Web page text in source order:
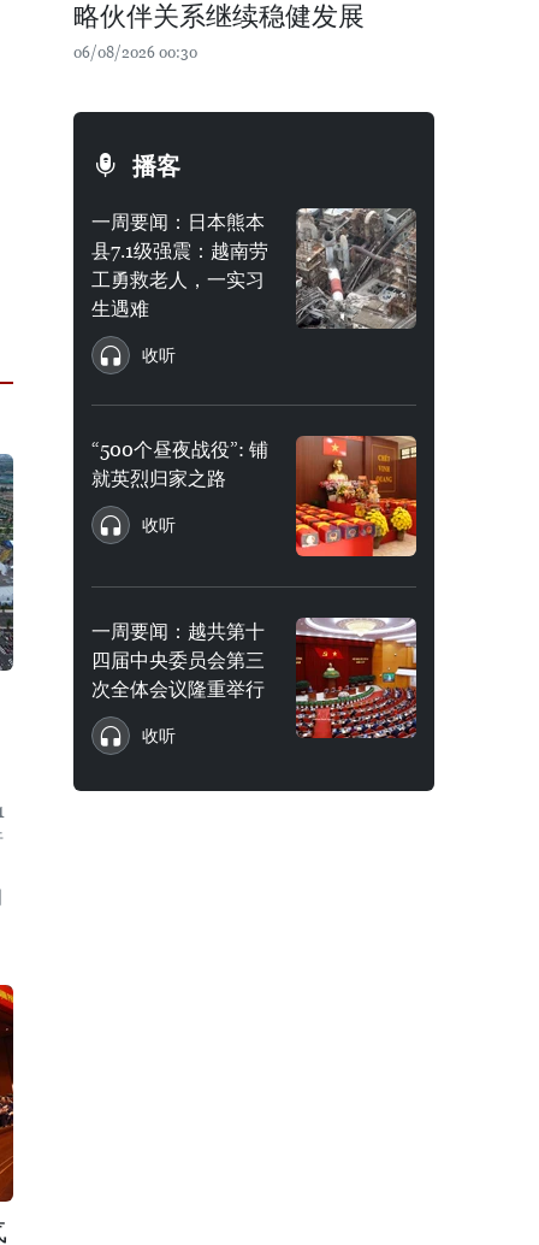
略伙伴关系继续稳健发展
06/08/2026 00:30
播客
一周要闻：日本熊本
县7.1级强震：越南劳
工勇救老人，一实习
生遇难
收听
“500个昼夜战役”: 铺
就英烈归家之路
收听
一周要闻：越共第十
四届中央委员会第三
次全体会议隆重举行
收听